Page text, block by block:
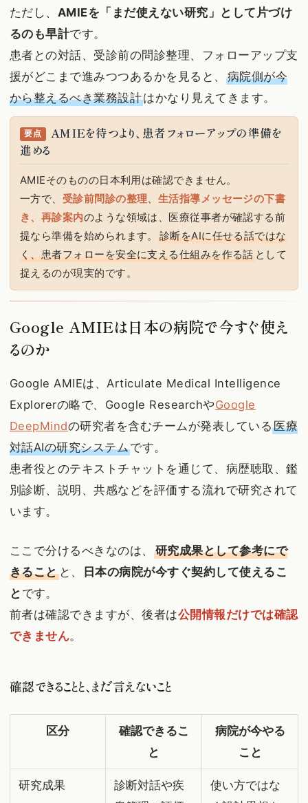
ただし、 AMIEを「まだ使えない研究」として片づけ
るのも早計です。
患者との対話、受診前の問診整理、フォローアップ支
援がどこまで進みつつあるかを見ると、 病院側が今
から整えるべき業務設計はかなり見えてきます。
要点
AMIEを待つより、患者フォローアップの準備を
進める
AMIEそのものの日本利用は確認できません。
一方で、 受診前問診の整理、生活指導メッセージの下書
き、再診案内のような領域は、医療従事者が確認する前
提なら準備を始められます。
診断をAIに任せる話ではな
く、患者フォローを安全に支える仕組みを作る話 として
捉えるのが現実的です。
Google AMIEは日本の病院で今すぐ使え
るのか
Google AMIEは、Articulate Medical Intelligence
Explorerの略で、Google ResearchやGoogle
DeepMindの研究者を含むチームが発表している医療
対話AIの研究システムです。
患者役とのテキストチャットを通じて、病歴聴取、鑑
別診断、説明、共感などを評価する流れで研究されて
います。
ここで分けるべきなのは、 研究成果として参考にで
きることと、
日本の病院が今すぐ契約して使えるこ
と です。
前者は確認できますが、後者は公開情報だけでは確認
できません。
確認できることと、まだ言えないこと
区分
確認できるこ
と
病院が今やる
こと
研究成果
診断対話や疾
使い方ではな